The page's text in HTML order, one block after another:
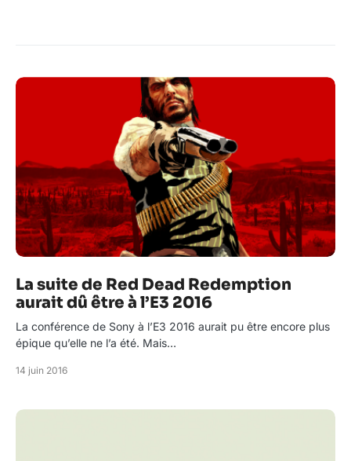
La suite de Red Dead Redemption
aurait dû être à l’E3 2016
La conférence de Sony à l’E3 2016 aurait pu être encore plus
épique qu’elle ne l’a été. Mais…
14 juin 2016